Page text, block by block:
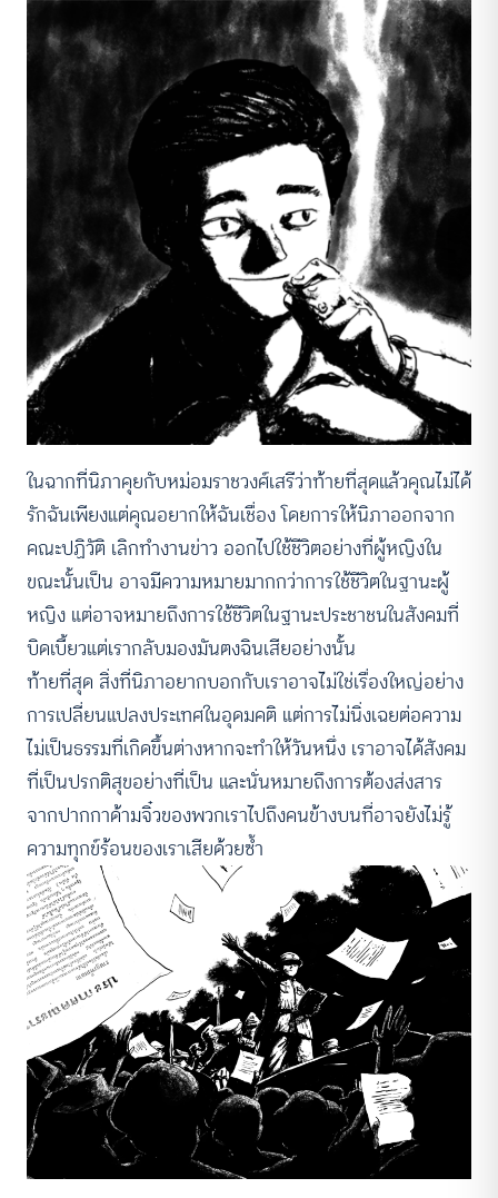
ในฉากที่นิภาคุยกับหม่อมราชวงศ์เสรีว่าท้ายที่สุดแล้วคุณไม่ได้
รักฉันเพียงแต่คุณอยากให้ฉันเชื่อง โดยการให้นิภาออกจาก
คณะปฏิวัติ เลิกทำงานข่าว ออกไปใช้ชีวิตอย่างที่ผู้หญิงใน
ขณะนั้นเป็น อาจมีความหมายมากกว่าการใช้ชีวิตในฐานะผู้
หญิง แต่อาจหมายถึงการใช้ชีวิตในฐานะประชาชนในสังคมที่
บิดเบี้ยวแต่เรากลับมองมันตงฉินเสียอย่างนั้น
ท้ายที่สุด สิ่งที่นิภาอยากบอกกับเราอาจไม่ใช่เรื่องใหญ่อย่าง
การเปลี่ยนแปลงประเทศในอุดมคติ แต่การไม่นิ่งเฉยต่อความ
ไม่เป็นธรรมที่เกิดขึ้นต่างหากจะทำให้วันหนึ่ง เราอาจได้สังคม
ที่เป็นปรกติสุขอย่างที่เป็น และนั่นหมายถึงการต้องส่งสาร
จากปากกาด้ามจิ๋วของพวกเราไปถึงคนข้างบนที่อาจยังไม่รู้
ความทุกข์ร้อนของเราเสียด้วยซ้ำ